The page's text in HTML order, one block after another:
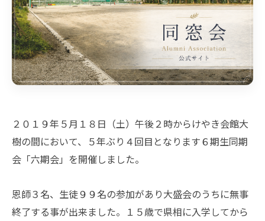
２０１９年５月１８日（土）午後２時からけやき会館大
樹の間において、５年ぶり４回目となります６期生同期
会「六期会」を開催しました。
恩師３名、生徒９９名の参加があり大盛会のうちに無事
終了する事が出来ました。１５歳で県相に入学してから